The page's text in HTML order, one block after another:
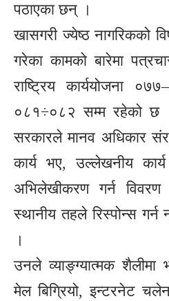
पठाएका छन् ।
खासगरी ज्येष्ठ नागरिकको
गरेका कामको बारेमा
राष्ट्रिय कार्ययोजना
०८१÷०८२ सम्म रहेको छ
सरकारले मानव अधिकार
कार्य भए, उल्लेखनीय
अभिलेखीकरण गर्न
स्थानीय तहले रिस्पोन्स
।
उनले व्याङ्ग्यात्मक शैलीमा
मेल बिग्रियो, इन्टरनेट